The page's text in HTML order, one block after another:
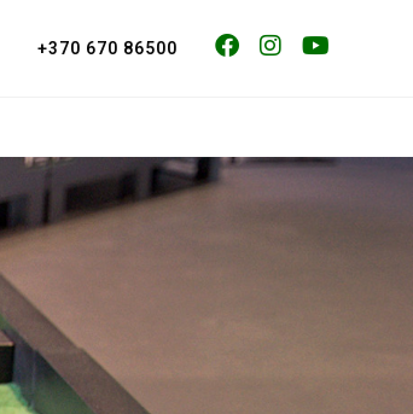
+370 670 86500